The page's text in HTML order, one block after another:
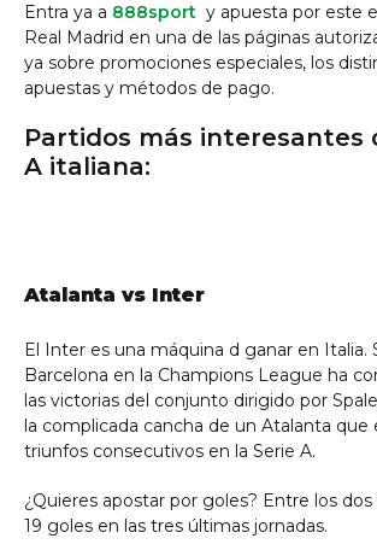
Entra ya a 888sport y apuesta por este
Real Madrid en una de las páginas
ya sobre promociones especiales, los
apuestas y métodos de pago.
Partidos más interesantes
A italiana:
Atalanta vs Inter
El Inter es una máquina d ganar en Italia.
Barcelona en la Champions League ha
las victorias del conjunto dirigido por
la complicada cancha de un Atalanta que
triunfos consecutivos en la Serie A.
¿Quieres apostar por goles? Entre los
19 goles en las tres últimas jornadas.